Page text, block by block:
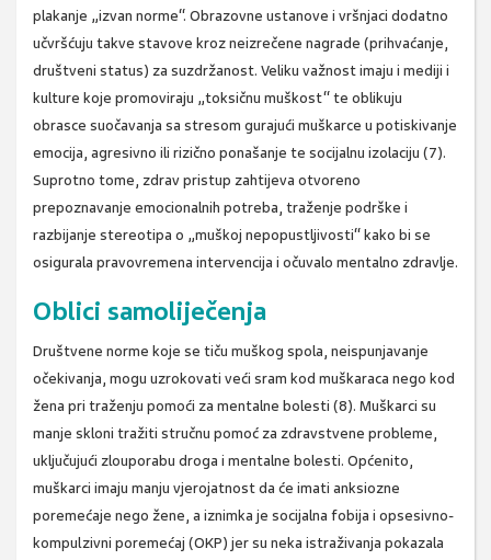
plakanje „izvan norme“. Obrazovne ustanove i vršnjaci dodatno
učvršćuju takve stavove kroz neizrečene nagrade (prihvaćanje,
društveni status) za suzdržanost. Veliku važnost imaju i mediji i
kulture koje promoviraju „toksičnu muškost“ te oblikuju
obrasce suočavanja sa stresom gurajući muškarce u potiskivanje
emocija, agresivno ili rizično ponašanje te socijalnu izolaciju (7).
Suprotno tome, zdrav pristup zahtijeva otvoreno
prepoznavanje emocionalnih potreba, traženje podrške i
razbijanje stereotipa o „muškoj nepopustljivosti“ kako bi se
osigurala pravovremena intervencija i očuvalo mentalno zdravlje.
Oblici samoliječenja
Društvene norme koje se tiču muškog spola, neispunjavanje
očekivanja, mogu uzrokovati veći sram kod muškaraca nego kod
žena pri traženju pomoći za mentalne bolesti (8). Muškarci su
manje skloni tražiti stručnu pomoć za zdravstvene probleme,
uključujući zlouporabu droga i mentalne bolesti. Općenito,
muškarci imaju manju vjerojatnost da će imati anksiozne
poremećaje nego žene, a iznimka je socijalna fobija i opsesivno-
kompulzivni poremećaj (OKP) jer su neka istraživanja pokazala